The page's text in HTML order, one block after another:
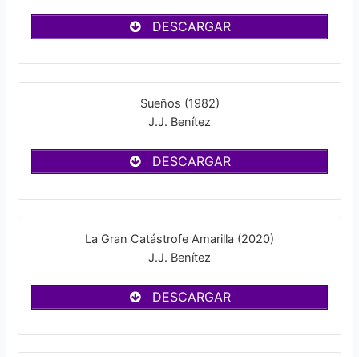
DESCARGAR
Sueños (1982)
J.J. Benítez
DESCARGAR
La Gran Catástrofe Amarilla (2020)
J.J. Benítez
DESCARGAR